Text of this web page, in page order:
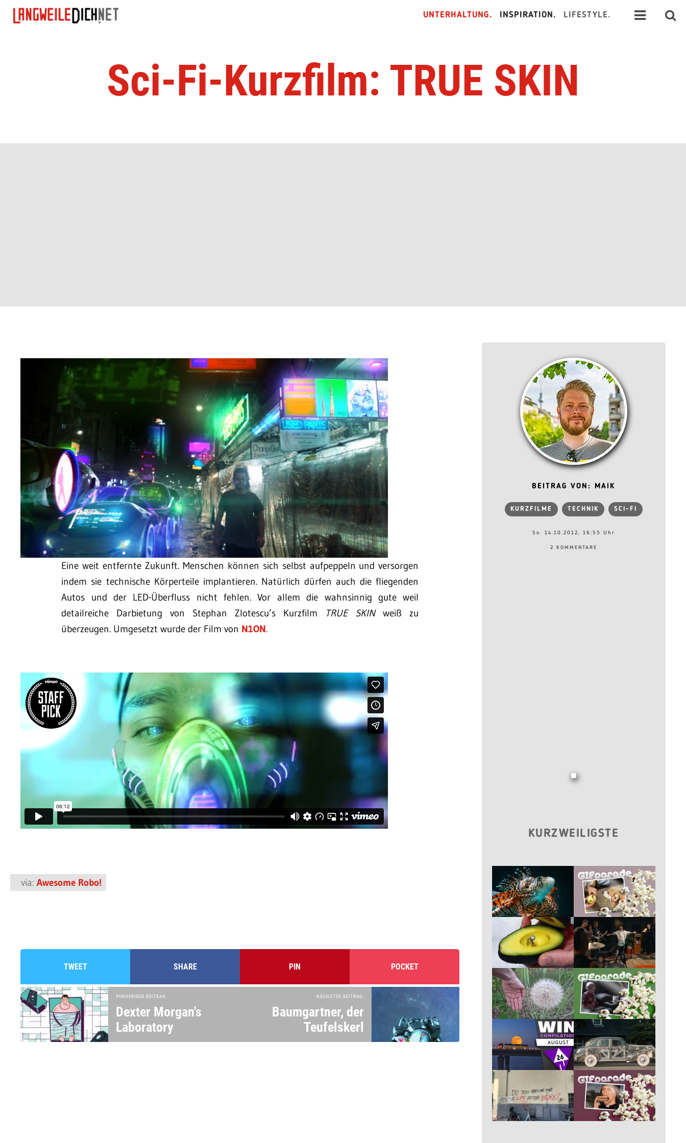
UNTERHALTUNG. INSPIRATION. LIFESTYLE.
Sci-Fi-Kurzfilm: TRUE SKIN
Eine weit entfernte Zukunft. Menschen können sich selbst aufpeppeln und versorgen
indem sie technische Körperteile implantieren. Natürlich dürfen auch die fliegenden
Autos und der LED-Überfluss nicht fehlen. Vor allem die wahnsinnig gute weil
detailreiche Darbietung von Stephan Zlotescu’s Kurzfilm
TRUE SKINweiß zu
überzeugen. Umgesetzt wurde der Film von N1ON.
via:Awesome Robo!
TWEET SHARE PIN POCKET
VORHERIGER BEITRAG:
Dexter Morgan's
Laboratory
NÄCHSTER BEITRAG:
Baumgartner, der
Teufelskerl
BEITRAG VON: MAIK
KURZFILME TECHNIK SCI-FI
So. 14.10.2012, 16:55 Uhr
2 KOMMENTARE
KURZWEILIGSTE